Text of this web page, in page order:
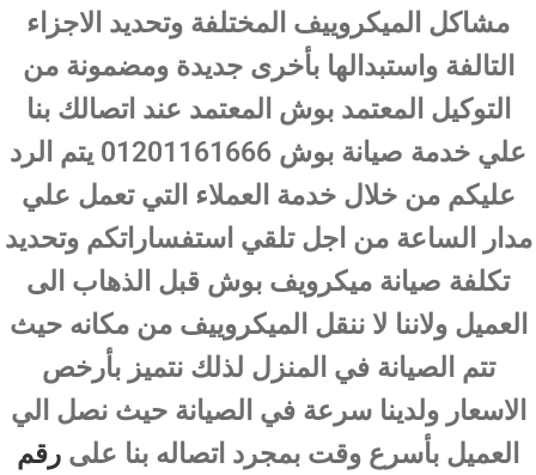
مشاكل الميكروييف المختلفة وتحديد الاجزاء
التالفة واستبدالها بأخرى جديدة ومضمونة من
التوكيل المعتمد بوش المعتمد عند اتصالك بنا
علي خدمة صيانة بوش 01201161666 يتم الرد
عليكم من خلال خدمة العملاء التي تعمل علي
مدار الساعة من اجل تلقي استفساراتكم وتحديد
تكلفة صيانة ميكرويف بوش قبل الذهاب الى
العميل ولاننا لا ننقل الميكروييف من مكانه حيث
تتم الصيانة في المنزل لذلك نتميز بأرخص
الاسعار ولدينا سرعة في الصيانة حيث نصل الي
العميل بأسرع وقت بمجرد اتصاله بنا على رقم